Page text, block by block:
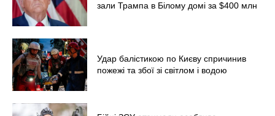
зали Трампа в Білому домі за $400 млн
Удар балістикою по Києву спричинив
пожежі та збої зі світлом і водою